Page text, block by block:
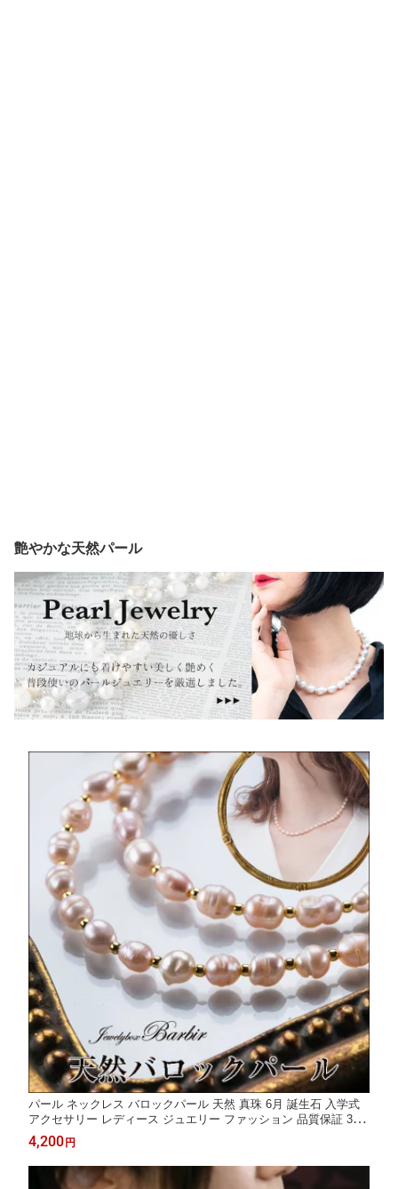
艶やかな天然パール
パール ネックレス バロックパール 天然 真珠 6月 誕生石 入学式
アクセサリー レディース ジュエリー ファッション 品質保証 30
代 40代 50代 60代 おすすめ プレゼント 送料無料 ラッピング無料
4,200 円